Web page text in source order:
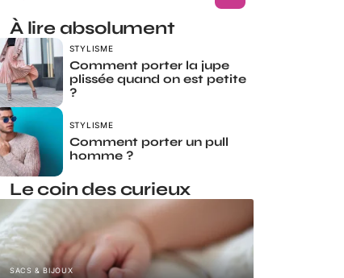
À lire absolument
STYLISME
Comment porter la jupe
plissée quand on est petite
?
STYLISME
Comment porter un pull
homme ?
Le coin des curieux
SACS & BIJOUX